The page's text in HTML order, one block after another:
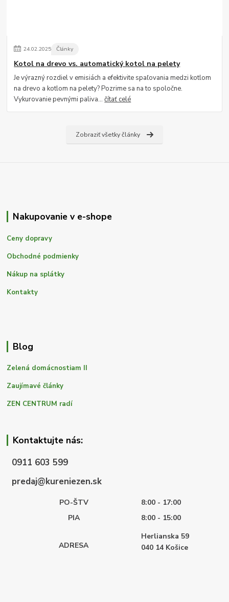
24.02.2025 Články
Kotol na drevo vs. automatický kotol na pelety
Je výrazný rozdiel v emisiách a efektivite spaľovania medzi kotlom
na drevo a kotlom na pelety? Pozrime sa na to spoločne.
Vykurovanie pevnými paliva...čítať celé
Zobraziť všetky články
Nakupovanie v e-shope
Ceny dopravy
Obchodné podmienky
Nákup na splátky
Kontakty
Blog
Zelená domácnostiam II
Zaujímavé články
ZEN CENTRUM radí
Kontaktujte nás:
0911 603 599
predaj@kureniezen.sk
PO-ŠTV
8:00 - 17:00
PIA
8:00 - 15:00
ADRESA
Herlianska 59
040 14 Košice